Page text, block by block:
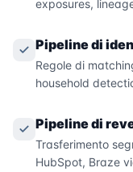
exposures,
Pipeline di
Regole di
household
Pipeline di
Trasferimento
HubSpot, Braze